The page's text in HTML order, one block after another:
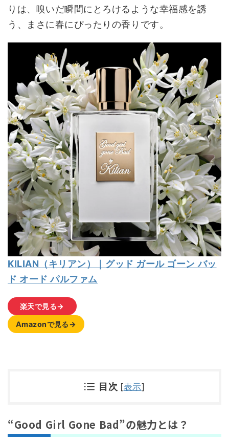
りは、嗅いだ瞬間にとろけるような幸福感を誘
う、まさに春にぴったりの香りです。
KILIAN（キリアン）｜グッド ガール ゴーン バッ
ド オード パルファム
楽天で見る→
Amazonで見る→
目次 [表示]
“Good Girl Gone Bad”の魅力とは？